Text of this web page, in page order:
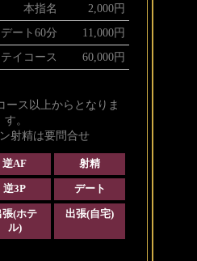
本指名
2,000円
デート60分
11,000円
イコース
60,000円
ース以上からとなりま
す。
射精は要問合せ
逆AF 射精
逆3P デート
張(ホテ
ル)
出張(自宅)